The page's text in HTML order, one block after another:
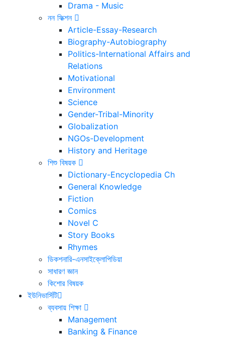
Drama - Music
নন ফিক্শন
Article-Essay-Research
Biography-Autobiography
Politics-International Affairs and
Relations
Motivational
Environment
Science
Gender-Tribal-Minority
Globalization
NGOs-Development
History and Heritage
শিশু বিষয়ক
Dictionary-Encyclopedia Ch
General Knowledge
Fiction
Comics
Novel C
Story Books
Rhymes
ডিকশনারি-এনসাইক্লোপিডিয়া
সাধারণ জ্ঞান
কিশোর বিষয়ক
ইউনিভার্সিটি
ব্যবসায় শিক্ষা
Management
Banking & Finance